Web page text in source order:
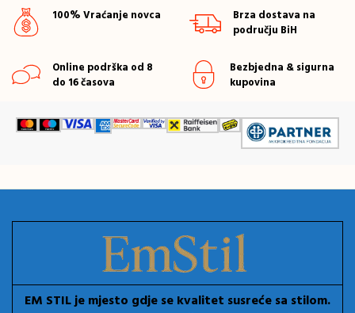
100% Vraćanje novca
Brza dostava na
području BiH
Online podrška od 8
do 16 časova
Bezbjedna & sigurna
kupovina
EM STIL je mjesto gdje se kvalitet susreće sa stilom.